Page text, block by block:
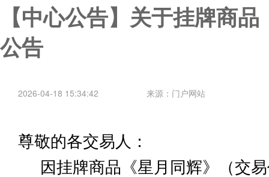
【中心公告】关于挂牌商
公告
2026-04-18 15:34:42 来源：门户网站
尊敬的各交易人：
因挂牌商品《星月同辉》（交